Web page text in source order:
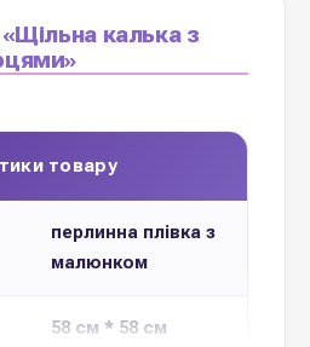
калька з
товару
перлинна плівка з
малюнком
58 см * 58 см